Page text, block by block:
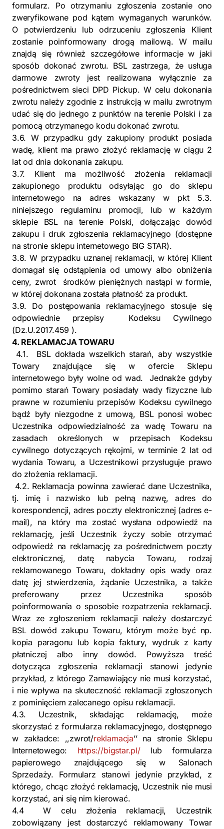
formularz. Po otrzymaniu zgłoszenia zostanie ono
zweryfikowane pod kątem wymaganych warunków.
O potwierdzeniu lub odrzuceniu zgłoszenia Klient
zostanie poinformowany drogą mailową. W mailu
znajdą się również szczegółowe informacje w jaki
sposób dokonać zwrotu. BSL zastrzega, że usługa
darmowe zwroty jest realizowana wyłącznie za
pośrednictwem sieci DPD Pickup. W celu dokonania
zwrotu należy zgodnie z instrukcją w mailu zwrotnym
udać się do jednego z punktów na terenie Polski i za
pomocą otrzymanego kodu dokonać zwrotu.
3.6. W przypadku gdy zakupiony produkt posiada
wadę, klient ma prawo złożyć reklamację w ciągu 2
lat od dnia dokonania zakupu.
3.7. Klient ma możliwość złożenia reklamacji
zakupionego produktu odsyłając go do sklepu
internetowego na adres wskazany w pkt 5.3.
niniejszego regulaminu promocji, lub w każdym
sklepie BSL na terenie Polski, dołączając dowód
zakupu i druk zgłoszenia reklamacyjnego (dostępne
na stronie sklepu internetowego BIG STAR).
3.8. W przypadku uznanej reklamacji, w której Klient
domagał się odstąpienia od umowy albo obniżenia
ceny, zwrot środków pieniężnych nastąpi w formie,
w której dokonana została płatność za produkt.
3.9. Do postępowania reklamacyjnego stosuje się
odpowiednie przepisy Kodeksu Cywilnego
(Dz.U.2017.459 ).
4. REKLAMACJA TOWARU
4.1. BSL dokłada wszelkich starań, aby wszystkie
Towary znajdujące się w ofercie Sklepu
internetowego były wolne od wad. Jednakże gdyby
pomimo starań Towary posiadały wady fizyczne lub
prawne w rozumieniu przepisów Kodeksu cywilnego
bądź były niezgodne z umową, BSL ponosi wobec
Uczestnika odpowiedzialność za wadę Towaru na
zasadach określonych w przepisach Kodeksu
cywilnego dotyczących rękojmi, w terminie 2 lat od
wydania Towaru, a Uczestnikowi przysługuje prawo
do złożenia reklamacji.
4.2. Reklamacja powinna zawierać dane Uczestnika,
tj. imię i nazwisko lub pełną nazwę, adres do
korespondencji, adres poczty elektronicznej (adres e-
mail), na który ma zostać wysłana odpowiedź na
reklamację, jeśli Uczestnik życzy sobie otrzymać
odpowiedź na reklamację za pośrednictwem poczty
elektronicznej, datę nabycia Towaru, rodzaj
reklamowanego Towaru, dokładny opis wady oraz
datę jej stwierdzenia, żądanie Uczestnika, a także
preferowany przez Uczestnika sposób
poinformowania o sposobie rozpatrzenia reklamacji.
Wraz ze zgłoszeniem reklamacji należy dostarczyć
BSL dowód zakupu Towaru, którym może być np.
kopia paragonu lub kopia faktury, wydruk z karty
płatniczej albo inny dowód. Powyższa treść
dotycząca zgłoszenia reklamacji stanowi jedynie
przykład, z którego Zamawiający nie musi korzystać,
i nie wpływa na skuteczność reklamacji zgłoszonych
z pominięciem zalecanego opisu reklamacji.
4.3. Uczestnik, składając reklamację, może
skorzystać z formularza reklamacyjnego, dostępnego
w zakładce: ,,zwrot/reklamacja’’ na stronie Sklepu
Internetowego: https://bigstar.pl/lub formularza
papierowego znajdującego się w Salonach
Sprzedaży. Formularz stanowi jedynie przykład, z
którego, chcąc złożyć reklamację, Uczestnik nie musi
korzystać, ani się nim kierować.
4.4 W celu złożenia reklamacji, Uczestnik
zobowiązany jest dostarczyć reklamowany Towar